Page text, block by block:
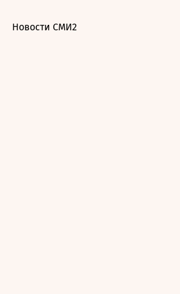
Новости СМИ2